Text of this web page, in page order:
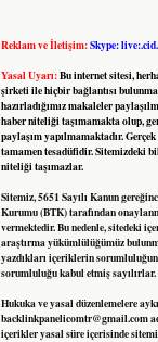
Reklam ve İletişim:Skype:
Yasal Uyarı:Bu internet sitesi,
şirketi ile hiçbir bağlantısı
hazırladığımız makaleler
haber niteliği taşımamakta olup,
paylaşım yapılmamaktadır.
tamamen tesadüfidir. Sitemizdeki
niteliği taşımazlar.
Sitemiz, 5651 Sayılı Kanun
Kurumu (BTK) tarafından
vermektedir. Bu nedenle, sitedeki
araştırma yükümlülüğümüz
yazdıkları içeriklerin
sorumluluğu kabul etmiş sayılırlar.
Hukuka ve yasal düzenlemelere
backlinkpanelicomtr@gmail.com
içerikler yasal süre içerisinde